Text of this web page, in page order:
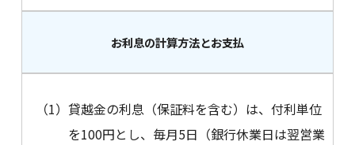
お利息の計算方法とお支払
（1） 貸越金の利息（保証料を含む）は、付利単位
を100円とし、毎月5日（銀行休業日は翌営業